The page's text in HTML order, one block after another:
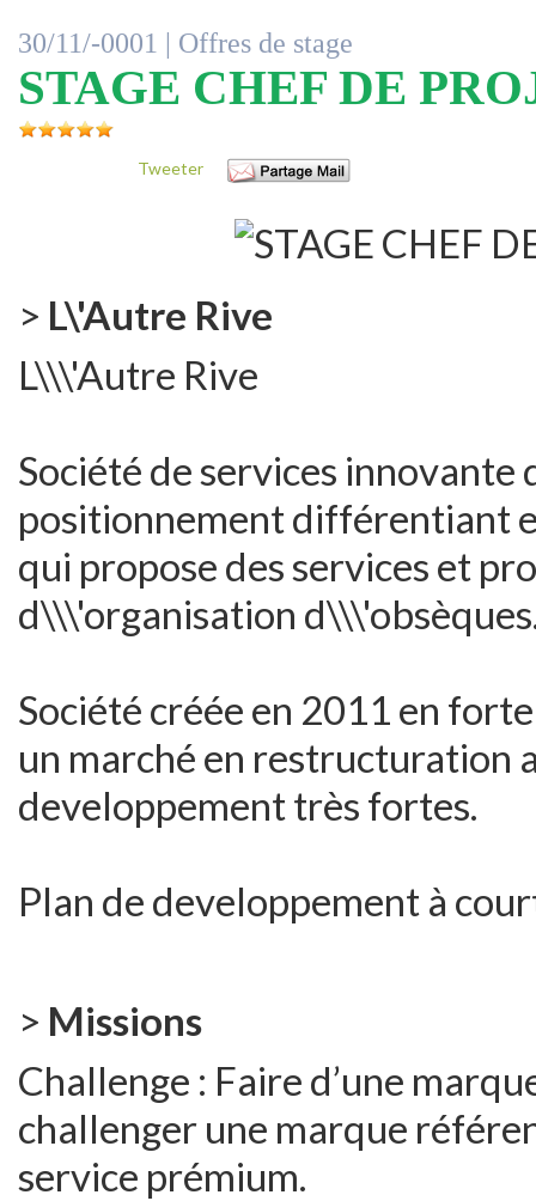
30/11/-0001 | Offres de stage
STAGE CHEF DE
Tweeter
> L\'Autre Rive
L\\\'Autre Rive
Société de services innovante
positionnement différentiant
qui propose des services et
d\\\'organisation
Société créée en 2011 en
un marché en restructuration
developpement très fortes.
Plan de developpement à
> Missions
Challenge : Faire d’une
challenger une marque
service prémium.